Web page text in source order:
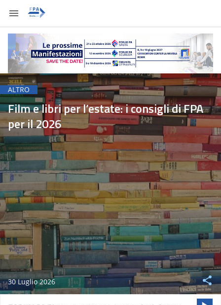
Redazione FPA
ALTRO
Film e libri per l’estate: i consigli di FPA
per il 2026
30 Luglio 2026
Giovanna Stagno
Michela Stentella